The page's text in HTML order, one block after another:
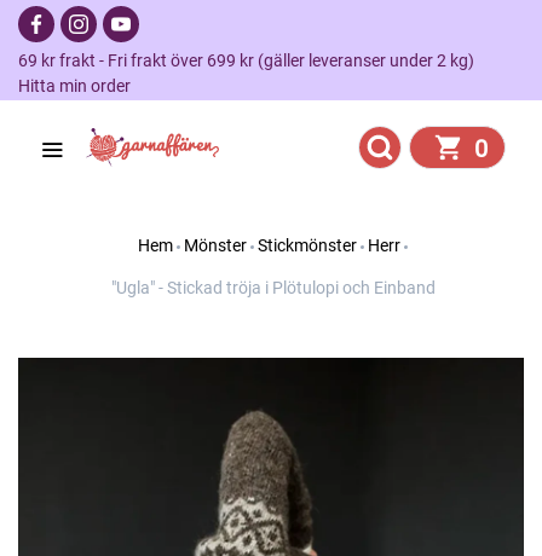
69 kr frakt - Fri frakt över 699 kr (gäller leveranser under 2 kg)
Hitta min order
0
Hem Mönster Stickmönster Herr
"Ugla" - Stickad tröja i Plötulopi och Einband